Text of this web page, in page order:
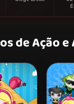
de Ação